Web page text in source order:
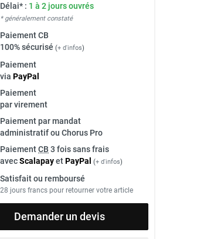
Délai* : 1 à 2 jours ouvrés
* généralement constaté
PaiementCB
100% sécurisé (+ d'infos)
Paiement
via PayPal
Paiement
par virement
Paiement par mandat
administratif ou Chorus Pro
PaiementCB 3 fois sans frais
avecScalapayetPayPal (+ d'infos)
Satisfait ou remboursé
28 jours francs pour retourner votre article
Demander un devis